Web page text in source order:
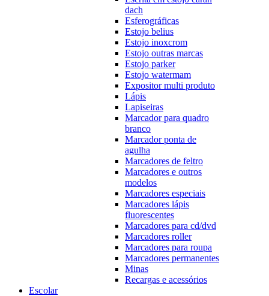
dach
Esferográficas
Estojo belius
Estojo inoxcrom
Estojo outras marcas
Estojo parker
Estojo watermam
Expositor multi produto
Lápis
Lapiseiras
Marcador para quadro
branco
Marcador ponta de
agulha
Marcadores de feltro
Marcadores e outros
modelos
Marcadores especiais
Marcadores lápis
fluorescentes
Marcadores para cd/dvd
Marcadores roller
Marcadores para roupa
Marcadores permanentes
Minas
Recargas e acessórios
Escolar